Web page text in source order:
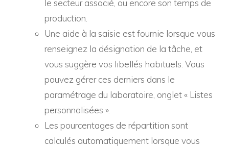
le secteur associé, ou encore son temps de
production.
Une aide à la saisie est fournie lorsque vous
renseignez la désignation de la tâche, et
vous suggère vos libellés habituels. Vous
pouvez gérer ces derniers dans le
paramétrage du laboratoire, onglet « Listes
personnalisées ».
Les pourcentages de répartition sont
calculés automatiquement lorsque vous